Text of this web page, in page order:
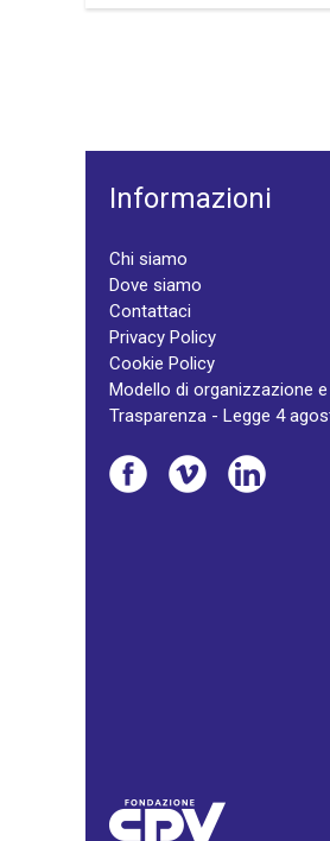
Informazioni
Chi siamo
Dove siamo
Contattaci
Privacy Policy
Cookie Policy
Modello di organizzazione
Trasparenza - Legge 4